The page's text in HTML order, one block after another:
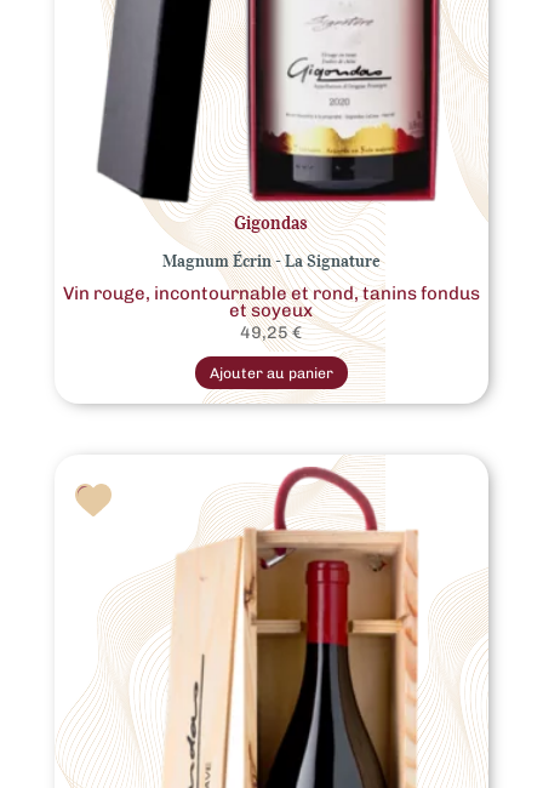
Gigondas
Magnum Écrin - La Signature
Vin rouge, incontournable et rond, tanins fondus
et soyeux
49,25€
Ajouter au panier